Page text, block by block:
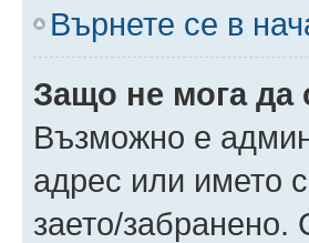
Върнете се в
Защо не мога да
Възможно е
адрес или името
заето/